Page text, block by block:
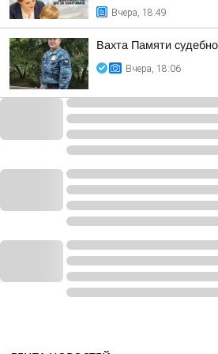
Вчера, 18:49
Вахта Памяти
Вчера, 18:06